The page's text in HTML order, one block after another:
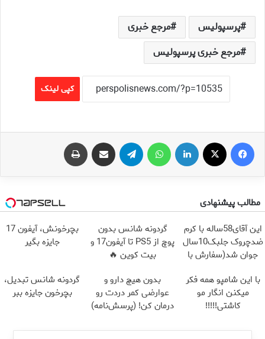
پرسپولیس
مرجع خبری
مرجع خبری پرسپولیس
کپی لینک
فیس بوک لینکدین تلگرام اشتراک گذاری از طریق ایمیل
مطالب پیشنهادی
این آقای58ساله با کرم
ضدچروک جلبک10سال
جوان شد(سفارش با
گردونه شانس بدون
پوچ از PS5 تا آیفون17 و
بیت کوین 🔥
بچرخونش، آیفون 17
جایزه بگیر
با این شامپو همه فکر
میکنن انگار مو
کاشتی!!!!!
بدون هیچ دارو و
عوارضی کمر دردت رو
درمان کن! (پرسش‌نامه)
گردونه شانس تبدیل،
بچرخون جایزه ببر